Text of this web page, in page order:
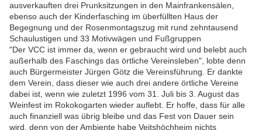
ausverkauften drei Prunksitzungen in den Mainfrankensälen,
ebenso auch der Kinderfasching im überfüllten Haus der
Begegnung und der Rosenmontagszug mit rund zehntausend
Schaulustigen und 33 Motivwägen und Fußgruppen
"Der VCC ist immer da, wenn er gebraucht wird und belebt auch
außerhalb des Faschings das örtliche Vereinsleben", lobte denn
auch Bürgermeister Jürgen Götz die Vereinsführung. Er dankte
dem Verein, dass dieser wie auch drei andere örtliche Vereine
dabei ist, wenn wie zuletzt 1996 vom 31. Juli bis 3. August das
Weinfest im Rokokogarten wieder auflebt. Er hoffe, dass für alle
auch finanziell was übrig bleibe und das Fest von Dauer sein
wird, denn von der Ambiente habe Veitshöchheim nichts